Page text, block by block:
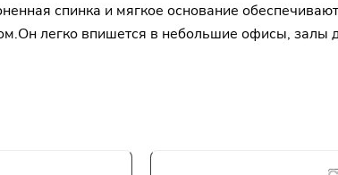
спинка и мягкое основание
легко впишется в небольшие офисы, залы